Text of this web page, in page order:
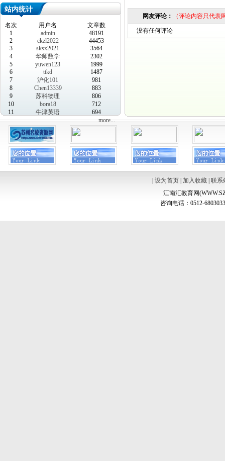
站内统计
名次 用户名
文章数
1
admin
48191
2
ckzl2022
44453
3
sksx2021
3564
4
华师数学
2302
5
yuwen123
1999
6
ttkd
1487
7
沪化101
981
8
Chen13339
883
9
苏科物理
806
10
bora18
712
11
牛津英语
694
more...
网友评论： （评论内容只代
没有任何评论
设为首页| 加入收藏| 联系
江南汇教育网
咨询电话：0512-